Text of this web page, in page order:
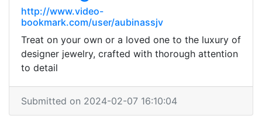
http://www.video-
bookmark.com/user/aubinassjv
Treat on your own or a loved one to the luxury of
designer jewelry, crafted with thorough attention
to detail
Submitted on 2024-02-07 16:10:04